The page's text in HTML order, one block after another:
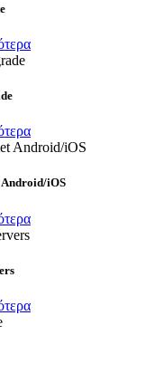
Android/iOS